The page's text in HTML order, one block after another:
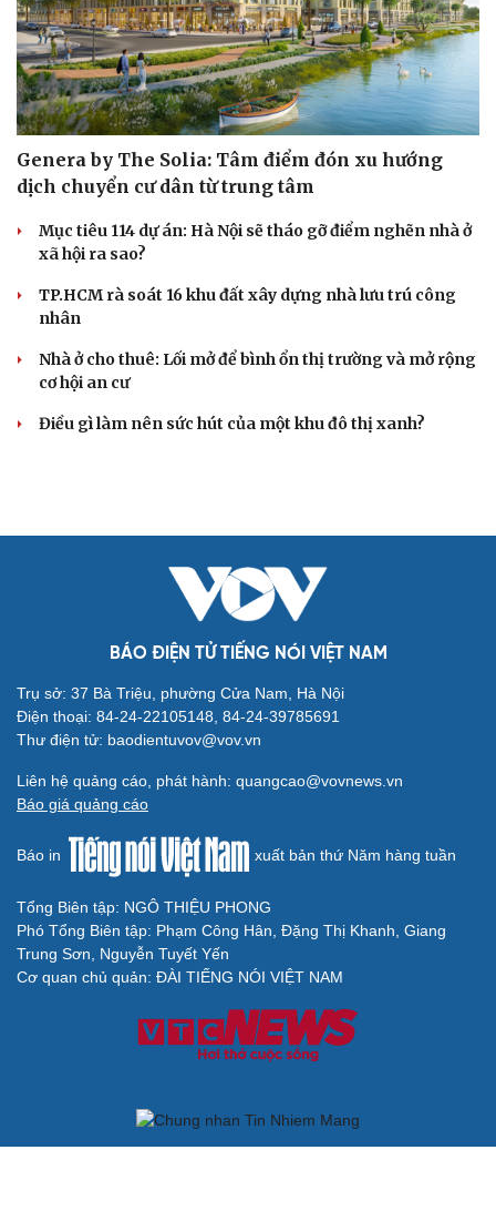
Genera by The Solia: Tâm điểm đón xu hướng
dịch chuyển cư dân từ trung tâm
Mục tiêu 114 dự án: Hà Nội sẽ tháo gỡ điểm nghẽn nhà ở
xã hội ra sao?
TP.HCM rà soát 16 khu đất xây dựng nhà lưu trú công
nhân
Nhà ở cho thuê: Lối mở để bình ổn thị trường và mở rộng
cơ hội an cư
Điều gì làm nên sức hút của một khu đô thị xanh?
BÁO ĐIỆN TỬ TIẾNG NÓI VIỆT NAM
Trụ sở: 37 Bà Triệu, phường Cửa Nam, Hà Nội
Điện thoại: 84-24-22105148, 84-24-39785691
Thư điện tử: baodientuvov@vov.vn
Liên hệ quảng cáo, phát hành: quangcao@vovnews.vn
Báo giá quảng cáo
Báo in xuất bản thứ Năm hàng tuần
Tổng Biên tập: NGÔ THIỆU PHONG
Phó Tổng Biên tập: Phạm Công Hân, Đặng Thị Khanh, Giang
Trung Sơn, Nguyễn Tuyết Yến
Cơ quan chủ quản: ĐÀI TIẾNG NÓI VIỆT NAM